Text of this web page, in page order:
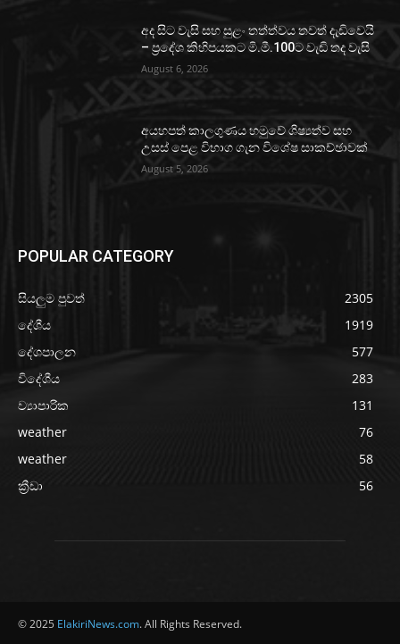
අද සිට වැසි සහ සුළං තත්ත්වය තවත් දැඩිවෙයි
– ප්‍රදේශ කිහිපයකට මි.මී.100ට වැඩි තද වැසි
August 6, 2026
අයහපත් කාලගුණය හමුවේ ශිෂ්‍යත්ව සහ
උසස් පෙළ විභාග ගැන විශේෂ සාකච්ඡාවක්
August 5, 2026
POPULAR CATEGORY
සියලුම පුවත්
2305
දේශීය
1919
දේශපාලන
577
විදේශීය
283
ව්‍යාපාරික
131
weather
76
weather
58
ක්‍රීඩා
56
© 2025 ElakiriNews.com. All Rights Reserved.